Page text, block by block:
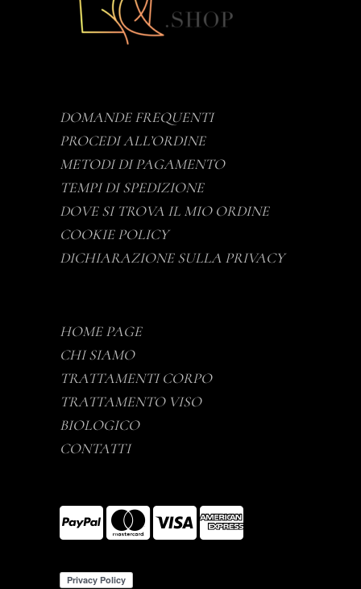
DOMANDE FREQUENTI
PROCEDI ALL’ORDINE
METODI DI PAGAMENTO
TEMPI DI SPEDIZIONE
DOVE SI TROVA IL MIO ORDINE
COOKIE POLICY
DICHIARAZIONE SULLA PRIVACY
HOME PAGE
CHI SIAMO
TRATTAMENTI CORPO
TRATTAMENTO VISO
BIOLOGICO
CONTATTI